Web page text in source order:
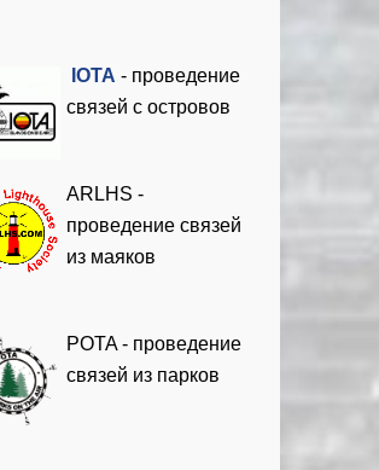
OTA - проведение
связей с островов
ARLHS -
проведение связей
из маяков
POTA - проведение
связей из парков